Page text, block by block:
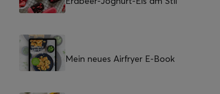
Mein neues Airfryer E-Book